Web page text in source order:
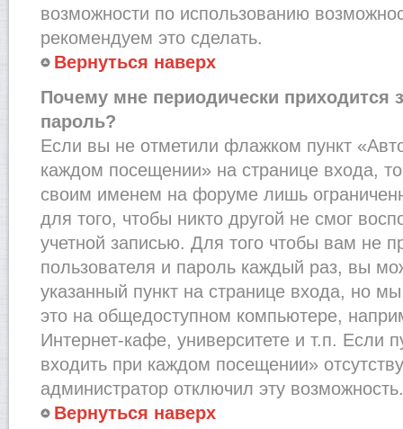
возможности по использованию
рекомендуем это сделать.
Вернуться наверх
Почему мне периодически приходится
пароль?
Если вы не отметили флажком пункт
каждом посещении» на странице входа,
своим именем на форуме лишь
для того, чтобы никто другой не смог
учетной записью. Для того чтобы вам не
пользователя и пароль каждый раз, вы
указанный пункт на странице входа, но
это на общедоступном компьютере,
Интернет-кафе, университете и т.п. Если
входить при каждом посещении»
администратор отключил эту возможность.
Вернуться наверх